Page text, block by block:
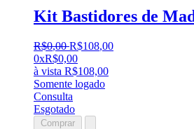
Kit Bastidores de
R$0,00 R$108,00
0xR$0,00
à vista R$108,00
Somente logado
Consulta
Esgotado
Comprar